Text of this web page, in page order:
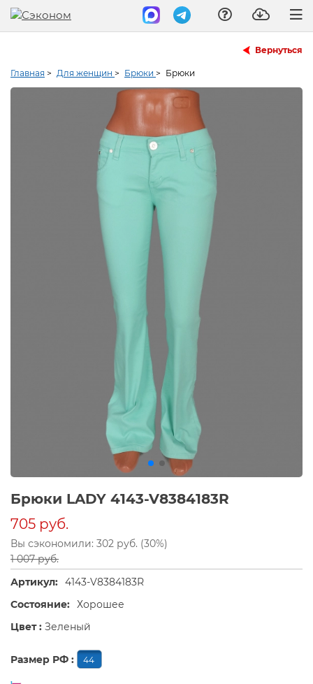
Вернуться
Главная > Для женщин > Брюки > Брюки
Брюки LADY 4143-V8384183R
705 руб.
Вы сэкономили: 302 руб. (30%)
1 007 руб.
Артикул: 4143-V8384183R
Состояние: Хорошее
Цвет : Зеленый
Размер РФ : 44